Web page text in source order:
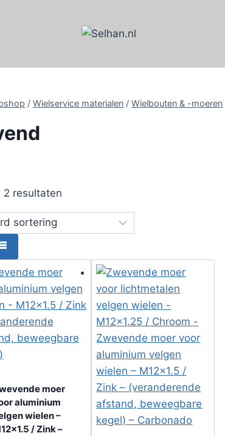
/ Wielservice materialen / Wielbouten & -moeren
2 resultaten
moer
aluminium
wielen –
/ Zink –